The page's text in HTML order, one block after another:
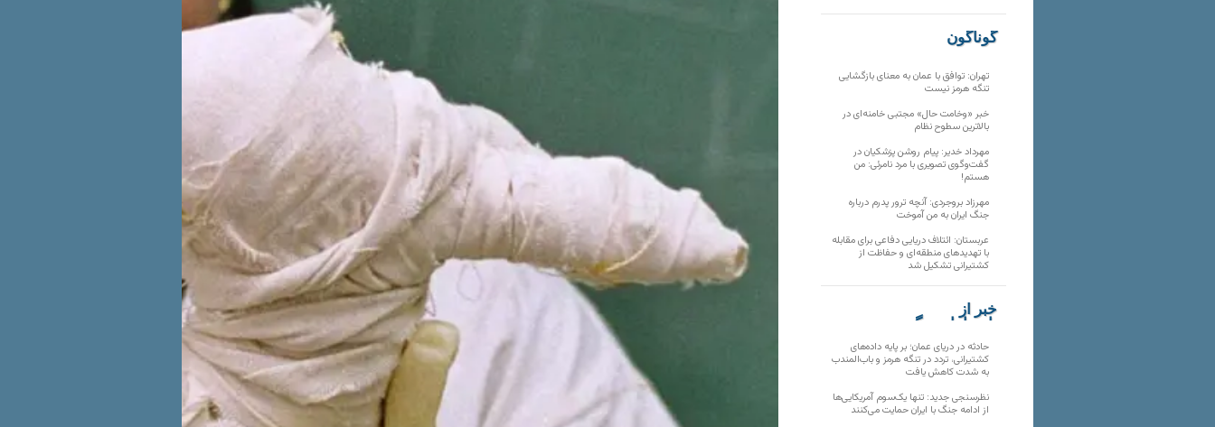
گوناگون
تهران: توافق با عمان به معنای بازگشایی
تنگه هرمز نیست
خبر «وخامت حال» مجتبی خامنه‌ای در
بالاترین سطوح نظام
مهرداد خدیر: پیام روشن پزشکیان در
گفت‌و‌گوی تصویری با مرد نامرئی: من
هستم!
مهرزاد بروجردی: آنچه ترور پدرم درباره
جنگ ایران به من آموخت
عربستان: ائتلاف دریایی دفاعی برای مقابله
با تهدیدهای منطقه‌ای و حفاظت از
کشتیرانی تشکیل شد
خبر از
تارنماهای دیگر
حادثه در دریای عمان؛ بر پایه داده‌های
کشتیرانی، تردد در تنگه هرمز و باب‌المندب
به شدت کاهش یافت
نظرسنجی جدید: تنها یک‌سوم آمریکایی‌ها
از ادامه جنگ با ایران حمایت می‌کنند